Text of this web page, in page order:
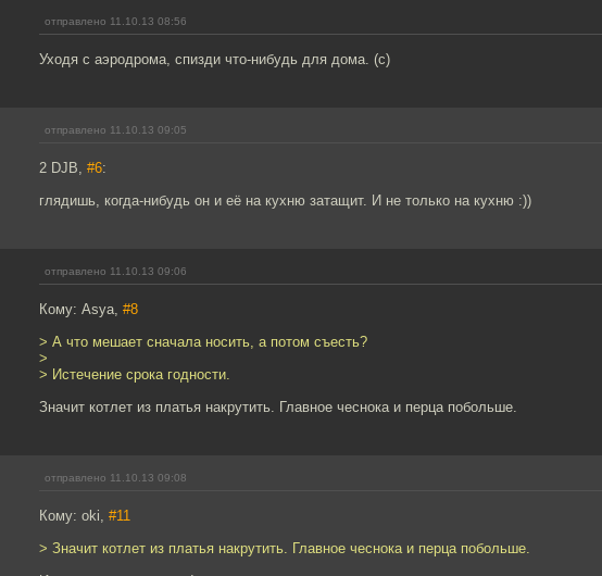
отправлено 11.10.13 08:56
Уходя с аэродрома, спизди что-нибудь для дома. (с)
отправлено 11.10.13 09:05
2 DJB, #6:
глядишь, когда-нибудь он и её на кухню затащит. И не только на кухню :))
отправлено 11.10.13 09:06
Кому: Asya, #8
> А что мешает сначала носить, а потом съесть?
>
> Истечение срока годности.
Значит котлет из платья накрутить. Главное чеснока и перца побольше.
отправлено 11.10.13 09:08
Кому: oki, #11
> Значит котлет из платья накрутить. Главное чеснока и перца побольше.